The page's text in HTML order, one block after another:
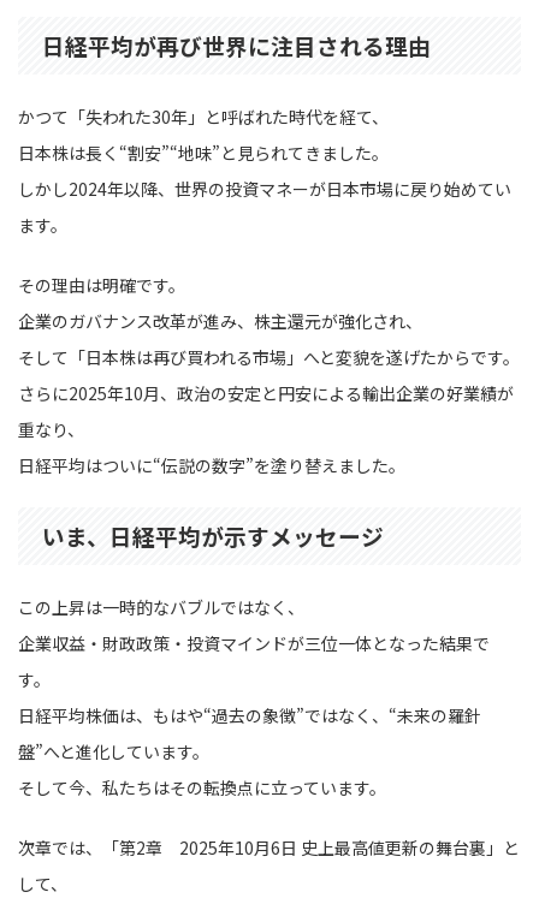
日経平均が再び世界に注目される理由
かつて「失われた30年」と呼ばれた時代を経て、
日本株は長く“割安”“地味”と見られてきました。
しかし2024年以降、世界の投資マネーが日本市場に戻り始めてい
ます。
その理由は明確です。
企業のガバナンス改革が進み、株主還元が強化され、
そして「日本株は再び買われる市場」へと変貌を遂げたからです。
さらに2025年10月、政治の安定と円安による輸出企業の好業績が
重なり、
日経平均はついに“伝説の数字”を塗り替えました。
いま、日経平均が示すメッセージ
この上昇は一時的なバブルではなく、
企業収益・財政政策・投資マインドが三位一体となった結果で
す。
日経平均株価は、もはや“過去の象徴”ではなく、“未来の羅針
盤”へと進化しています。
そして今、私たちはその転換点に立っています。
次章では、「第2章 2025年10月6日 史上最高値更新の舞台裏」と
して、